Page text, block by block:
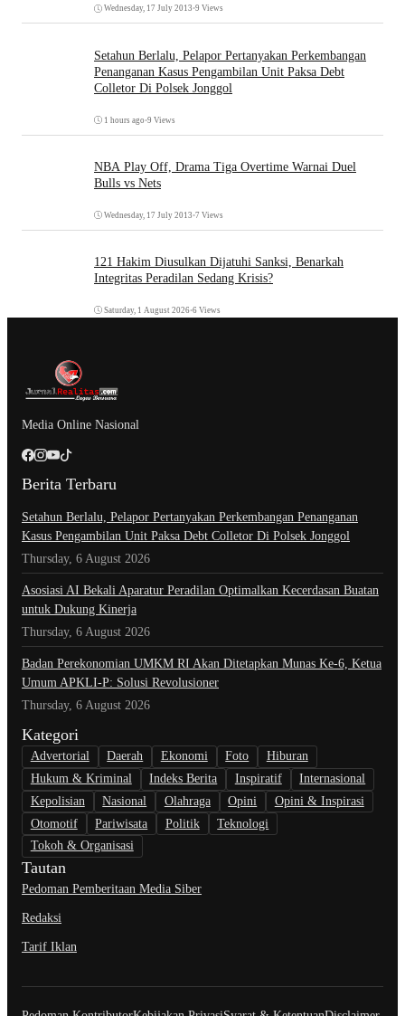
Wednesday, 17 July 2013 •9 Views
Setahun Berlalu, Pelapor Pertanyakan Perkembangan
Penanganan Kasus Pengambilan Unit Paksa Debt
Colletor Di Polsek Jonggol
1 hours ago •9 Views
NBA Play Off, Drama Tiga Overtime Warnai Duel
Bulls vs Nets
Wednesday, 17 July 2013 •7 Views
121 Hakim Diusulkan Dijatuhi Sanksi, Benarkah
Integritas Peradilan Sedang Krisis?
Saturday, 1 August 2026•6 Views
Media Online Nasional
Berita Terbaru
Setahun Berlalu, Pelapor Pertanyakan Perkembangan Penanganan
Kasus Pengambilan Unit Paksa Debt Colletor Di Polsek Jonggol
Thursday, 6 August 2026
Asosiasi AI Bekali Aparatur Peradilan Optimalkan Kecerdasan Buatan
untuk Dukung Kinerja
Thursday, 6 August 2026
Badan Perekonomian UMKM RI Akan Ditetapkan Munas Ke-6, Ketua
Umum APKLI-P: Solusi Revolusioner
Thursday, 6 August 2026
Kategori
Advertorial Daerah Ekonomi Foto
Hiburan
Hukum & Kriminal
Indeks Berita Inspiratif
Internasional
Kepolisian
Nasional Olahraga Opini
Opini & Inspirasi
Otomotif
Pariwisata Politik
Teknologi
Tokoh & Organisasi
Tautan
Pedoman Pemberitaan Media Siber
Redaksi
Tarif Iklan